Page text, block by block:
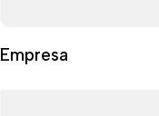
Empresa